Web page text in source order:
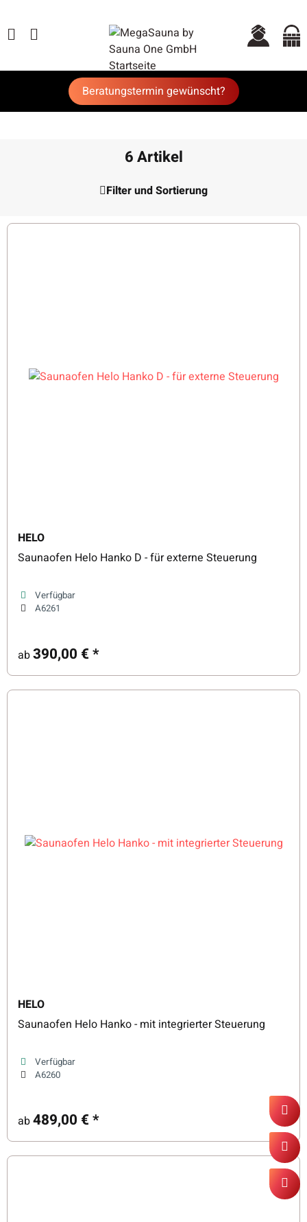
Beratungstermin gewünscht?
6 Artikel
Filter und Sortierung
HELO
Saunaofen Helo Hanko D - für externe Steuerung
Verfügbar
A6261
ab390,00 €*
HELO
Saunaofen Helo Hanko - mit integrierter Steuerung
Verfügbar
A6260
ab489,00 €*